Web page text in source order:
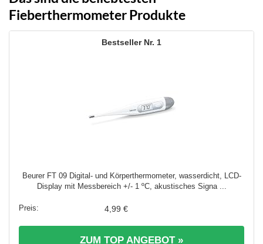
Fieberthermometer Produkte
1
Beurer FT 09 Digital- und Körperthermometer, wasserdicht, LCD-
Display mit Messbereich +/- 1 ºC, akustisches Signa ...
4,99 €
ZUM TOP ANGEBOT »